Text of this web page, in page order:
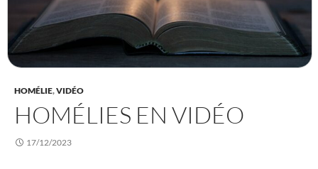
HOMÉLIE,VIDÉO
HOMÉLIES EN VIDÉO
17/12/2023